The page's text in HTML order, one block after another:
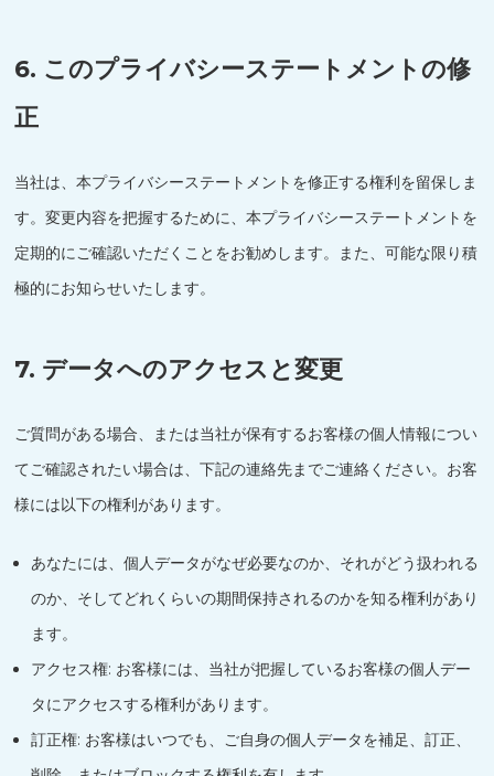
6. このプライバシーステートメントの修
正
当社は、本プライバシーステートメントを修正する権利を留保しま
す。変更内容を把握するために、本プライバシーステートメントを
定期的にご確認いただくことをお勧めします。また、可能な限り積
極的にお知らせいたします。
7. データへのアクセスと変更
ご質問がある場合、または当社が保有するお客様の個人情報につい
てご確認されたい場合は、下記の連絡先までご連絡ください。お客
様には以下の権利があります。
あなたには、個人データがなぜ必要なのか、それがどう扱われる
のか、そしてどれくらいの期間保持されるのかを知る権利があり
ます。
アクセス権: お客様には、当社が把握しているお客様の個人デー
タにアクセスする権利があります。
訂正権: お客様はいつでも、ご自身の個人データを補足、訂正、